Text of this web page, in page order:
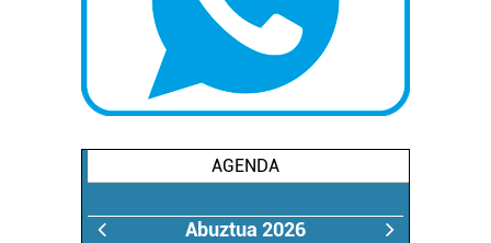
Webgune honek cookie propioak eta hirugarrenen cookie-
fitxategiak erabiltzen ditu. Zure esperientzia eta
zerbitzuak hobetzeko asmoz, cookie teknologiaz
baliatzen gara. Ohar hau onartuz gero, teknologia hori
irakurri
AGENDA
Abuztua 2026